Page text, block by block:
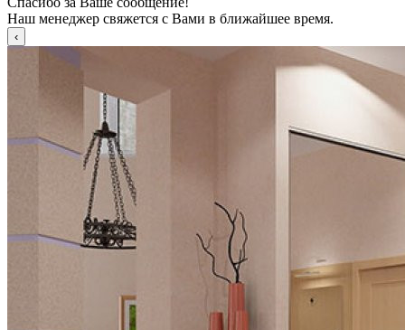
Наш менеджер свяжется с Вами в ближайшее время.